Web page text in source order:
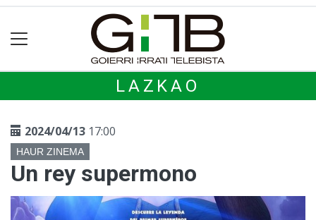
LAZKAO
2024/04/13 17:00
HAUR ZINEMA
Un rey supermono